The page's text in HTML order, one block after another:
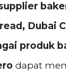
Dubai
produk
dapat